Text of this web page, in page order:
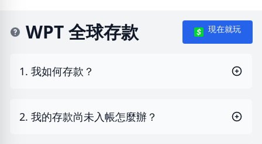
WPT 全球存款 現在就玩
1. 我如何存款？
2. 我的存款尚未入帳怎麼辦？